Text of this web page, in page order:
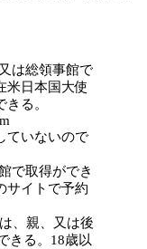
は総領事館で
米日本国大使
る。
ていないので
で取得ができ
サイトで予約
、親、又は後
きる。18歳以